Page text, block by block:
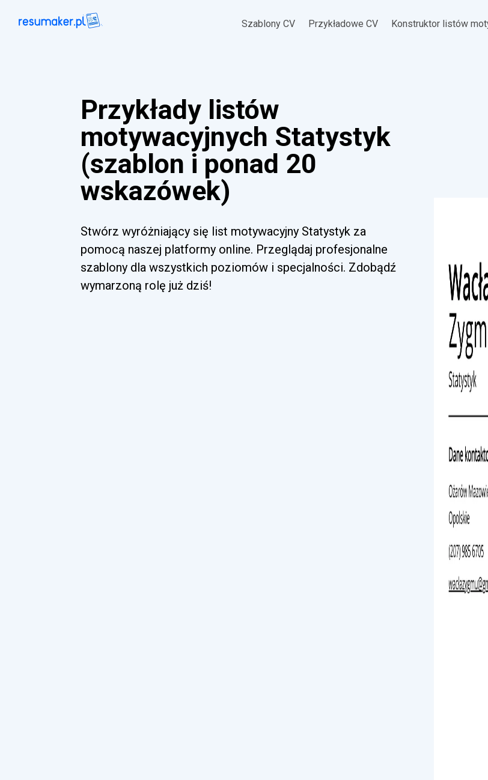
Szablony CV Przykładowe CV Konstruktor listów
Przykłady listów
motywacyjnych Statystyk
(szablon i ponad 20
wskazówek)
Stwórz wyróżniający się list motywacyjny Statystyk za
pomocą naszej platformy online. Przeglądaj profesjonalne
szablony dla wszystkich poziomów i specjalności. Zdobądź
wymarzoną rolę już dziś!